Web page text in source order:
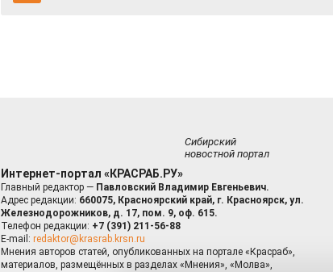
Сибирский
новостной портал
Интернет-портал «КРАСРАБ.РУ»
Главный редактор — Павловский Владимир Евгеньевич.
Адрес редакции: 660075, Красноярский край, г. Красноярск, ул.
Железнодорожников, д. 17, пом. 9, оф. 615.
Телефон редакции: +7 (391) 211-56-88
E-mail: redaktor@krasrab.krsn.ru
Мнения авторов статей, опубликованных на портале «Красраб»,
материалов, размещённых в разделах «Мнения», «Молва»,